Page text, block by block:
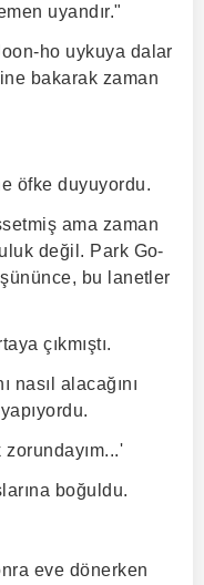
uyandır."
ho uykuya dalar
bakarak zaman
öfke duyuyordu.
ama zaman
değil. Park Go-
bu lanetler
çıkmıştı.
nasıl alacağını
boğuldu.
eve dönerken